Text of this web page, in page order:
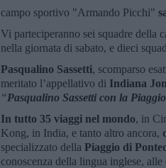
campo sportivo "Armando Picchi"
Vi parteciperanno sei squadre della
nella giornata di sabato, e dieci
Pasqualino Sassetti, scomparso
meritato l’appellativo di Indiana
“Pasqualino Sassetti con la
In tutto 35 viaggi nel mondo, in
Kong, in India, e tanto altro ancora,
specializzato della Piaggio di
conoscenza della lingua inglese,